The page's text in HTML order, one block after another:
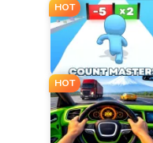
HOT
HOT